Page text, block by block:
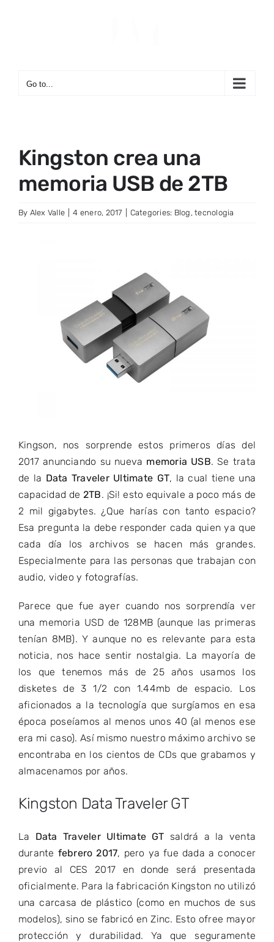
Go to...
Kingston crea una
memoria USB de 2TB
By Alex Valle 4 enero, 2017 Categories: Blog ,tecnologia
Kingson, nos sorprende estos primeros días del
2017 anunciando su nueva memoria USB. Se trata
de la Data Traveler Ultimate GT, la cual tiene una
capacidad de2TB. ¡Si! esto equivale a poco más de
2 mil gigabytes. ¿Que harías con tanto espacio?
Esa pregunta la debe responder cada quien ya que
cada día los archivos se hacen más grandes.
Especialmente para las personas que trabajan con
audio, video y fotografías.
Parece que fue ayer cuando nos sorprendía ver
una memoria USD de 128MB (aunque las primeras
tenían 8MB). Y aunque no es relevante para esta
noticia, nos hace sentir nostalgia. La mayoría de
los que tenemos más de 25 años usamos los
disketes de 3 1/2 con 1.44mb de espacio. Los
aficionados a la tecnología que surgíamos en esa
época poseíamos al menos unos 40 (al menos ese
era mi caso). Así mismo nuestro máximo archivo se
encontraba en los cientos de CDs que grabamos y
almacenamos por años.
Kingston Data Traveler GT
La Data Traveler Ultimate GT saldrá a la venta
durante febrero 2017, pero ya fue dada a conocer
previo al CES 2017 en donde será presentada
oficialmente. Para la fabricación Kingston no utilizó
una carcasa de plástico (como en muchos de sus
modelos), sino se fabricó en Zinc. Esto ofree mayor
protección y durabilidad. Ya que seguramente